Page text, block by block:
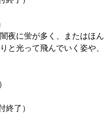
夜に蛍が多く、またはほん
光って飛んでいく姿や、
終了）